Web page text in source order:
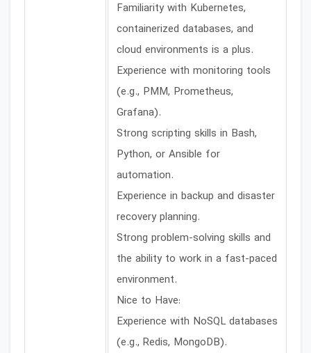
Familiarity with Kubernetes,
containerized databases, and
cloud environments is a plus.
Experience with monitoring tools
(e.g., PMM, Prometheus,
Grafana).
Strong scripting skills in Bash,
Python, or Ansible for
automation.
Experience in backup and disaster
recovery planning.
Strong problem-solving skills and
the ability to work in a fast-paced
environment.
Nice to Have:
Experience with NoSQL databases
(e.g., Redis, MongoDB).